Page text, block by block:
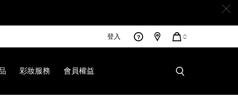
登入
您
0
彩妝服務 會員權益